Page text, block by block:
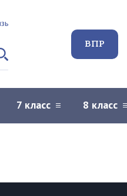
ВПР
7 класс 8 класс